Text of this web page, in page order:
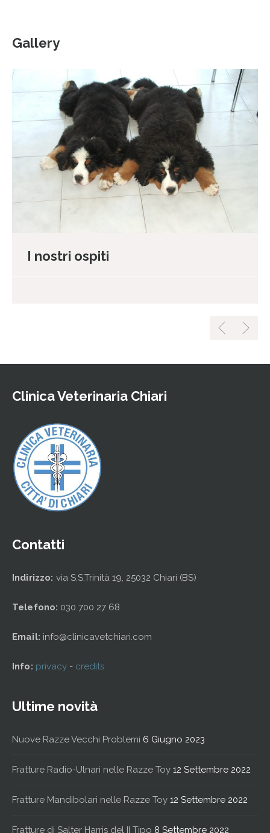
Gallery
I nostri ospiti
Clinica Veterinaria Chiari
Contatti
Indirizzo: via S.S.Trinità 19, 25032 Chiari (BS)
Telefono: 030 700 27 68
Email: info@clinicavetchiari.com
Info: privacy - credits
Ultime novità
Nuove Razze Vecchi Problemi 6 Giugno 2023
Fratture Radio-Ulnari nelle Razze Toy 12 Settembre 2022
Fratture Mandibolari nelle Razze Toy 12 Settembre 2022
Fratture di Salter Harris del II Tipo 8 Settembre 2022